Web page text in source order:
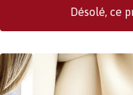
Désolé, ce